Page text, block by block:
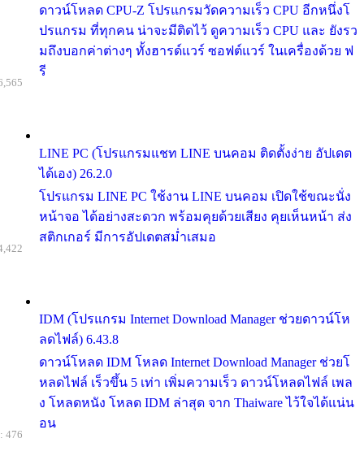
ดาวน์โหลด CPU-Z โปรแกรมวัดความเร็ว CPU อีกหนึ่งโ
ปรแกรม ที่ทุกคน น่าจะมีติดไว้ ดูความเร็ว CPU และ ยังรว
มถึงบอกค่าต่างๆ ทั้งฮารด์แวร์ ซอฟต์แวร์ ในเครื่องด้วย ฟ
รี
LINE PC (โปรแกรมแชท LINE บนคอม ติดตั้งง่าย อัปเดต
ได้เอง) 26.2.0
โปรแกรม LINE PC ใช้งาน LINE บนคอม เปิดใช้ขณะนั่ง
หน้าจอ ได้อย่างสะดวก พร้อมคุยด้วยเสียง คุยเห็นหน้า ส่ง
สติกเกอร์ มีการอัปเดตสม่ำเสมอ
IDM (โปรแกรม Internet Download Manager ช่วยดาวน์โห
ลดไฟล์) 6.43.8
ดาวน์โหลด IDM โหลด Internet Download Manager ช่วยโ
หลดไฟล์ เร็วขึ้น 5 เท่า เพิ่มความเร็ว ดาวน์โหลดไฟล์ เพล
ง โหลดหนัง โหลด IDM ล่าสุด จาก Thaiware ไว้ใจได้แน่น
อน
476